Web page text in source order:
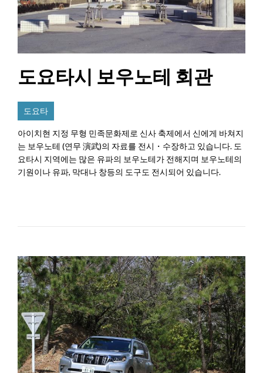
도요타시 보우노테 회관
도요타
아이치현 지정 무형 민족문화제로 신사 축제에서 신에게 바쳐지
는 보우노테 (연무 演武)의 자료를 전시・수장하고 있습니다. 도
요타시 지역에는 많은 유파의 보우노테가 전해지며 보우노테의
기원이나 유파, 막대나 창등의 도구도 전시되어 있습니다.